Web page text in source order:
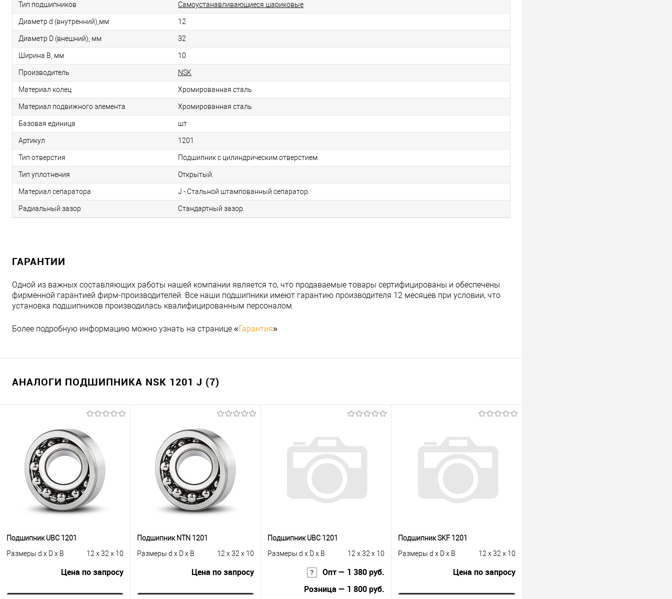
Тип подшипников Самоустанавливающиеся шариковые
Диаметр d (внутренний),мм 12
Диаметр D (внешний), мм 32
Ширина B, мм 10
Производитель NSK
Материал колец Хромированная сталь
Материал подвижного элемента Хромированная сталь
Базовая единица шт
Артикул 1201
Тип отверстия Подшипник с цилиндрическим отверстием.
Тип уплотнения Открытый.
Материал сепаратора J - Стальной штампованный сепаратор.
Радиальный зазор Стандартный зазор.
ГАРАНТИИ
Одной из важных составляющих работы нашей компании является то, что продаваемые товары сертифицированы и обеспечены
фирменной гарантией фирм-производителей. Все наши подшипники имеют гарантию производителя 12 месяцев при условии, что
установка подшипников производилась квалифицированным персоналом.
Более подробную информацию можно узнать на странице «Гарантия»
АНАЛОГИ ПОДШИПНИКА NSK 1201 J (7)
Подшипник UBC 1201
Размеры d x D x B
12 x 32 x 10
Цена по запросу
Подшипник NTN 1201
Размеры d x D x B
12 x 32 x 10
Цена по запросу
Подшипник UBC 1201
Размеры d x D x B
12 x 32 x 10
Опт — 1 380 руб.
Розница — 1 800 руб.
Подшипник SKF 1201
Размеры d x D x B
12 x 32 x 10
Цена по запросу